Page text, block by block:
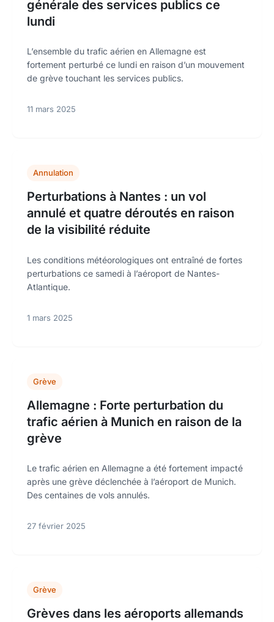
générale des services publics ce
lundi
L’ensemble du trafic aérien en Allemagne est
fortement perturbé ce lundi en raison d’un mouvement
de grève touchant les services publics.
11 mars 2025
Annulation
Perturbations à Nantes : un vol
annulé et quatre déroutés en raison
de la visibilité réduite
Les conditions météorologiques ont entraîné de fortes
perturbations ce samedi à l’aéroport de Nantes-
Atlantique.
1 mars 2025
Grève
Allemagne : Forte perturbation du
trafic aérien à Munich en raison de la
grève
Le trafic aérien en Allemagne a été fortement impacté
après une grève déclenchée à l’aéroport de Munich.
Des centaines de vols annulés.
27 février 2025
Grève
Grèves dans les aéroports allemands